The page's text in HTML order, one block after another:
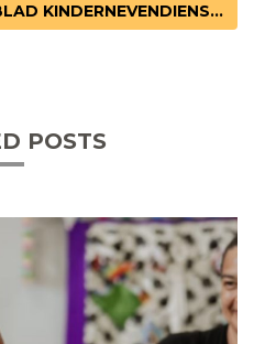
KINDERNEVENDIENS...
POSTS